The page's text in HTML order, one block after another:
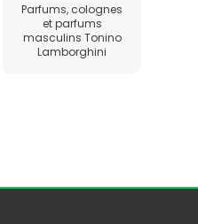
Parfums, colognes
et parfums
masculins Tonino
Lamborghini